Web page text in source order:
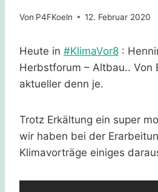
Von P4FKoeln 12. Februar 2020
Heute in #KlimaVor8 :
Herbstforum – Altbau.. Von
aktueller denn je.
Trotz Erkältung ein super
wir haben bei der
Klimavorträge einiges